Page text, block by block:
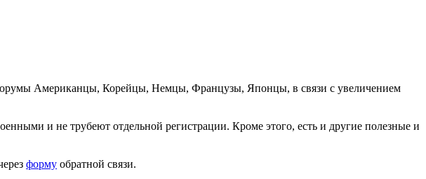
Американцы, Корейцы, Немцы, Французы, Японцы, в связи с увеличением
и не трубеют отдельной регистрации. Кроме этого, есть и другие полезные и
форму обратной связи.